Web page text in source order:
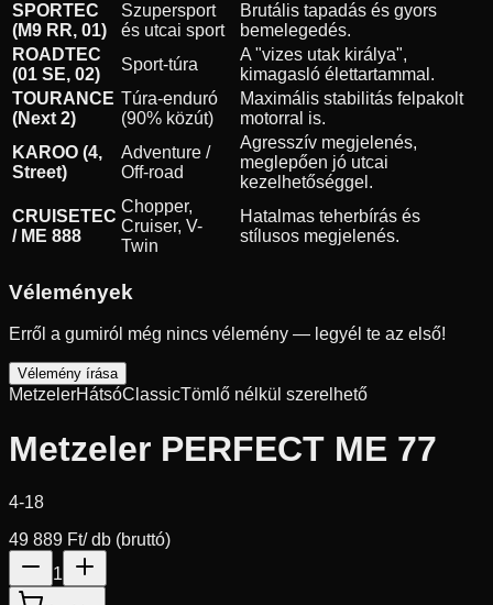
SPORTEC
(M9 RR, 01)
Szupersport
és utcai sport
Brutális tapadás és gyors
bemelegedés.
ROADTEC
(01 SE, 02)
Sport-túra
A "vizes utak királya",
kimagasló élettartammal.
TOURANCE
(Next 2)
Túra-enduró
(90% közút)
Maximális stabilitás felpakolt
motorral is.
KAROO (4,
Street)
Adventure /
Off-road
Agresszív megjelenés,
meglepően jó utcai
kezelhetőséggel.
CRUISETEC
/ ME 888
Chopper,
Cruiser, V-
Twin
Hatalmas teherbírás és
stílusos megjelenés.
Vélemények
Erről a gumiról még nincs vélemény — legyél te az első!
Vélemény írása
MetzelerHátsóClassicTömlő nélkül szerelhető
Metzeler PERFECT ME 77
4-18
49 889 Ft/ db (bruttó)
1